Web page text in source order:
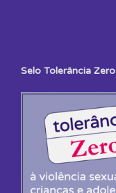
Selo Tolerância Zero